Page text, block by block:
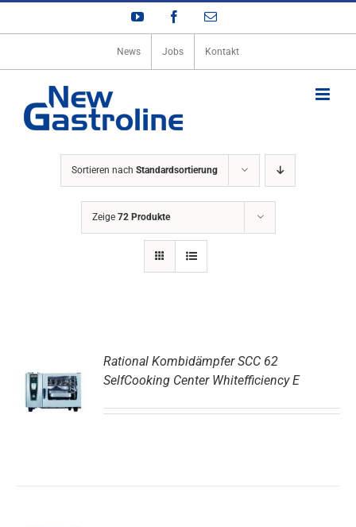
Zum
YouTube Facebook
E-
News Jobs Kontakt
Sortieren nach Standardsortierung
Zeige 72 Produkte
DETAILS
Rational Kombidämpfer SCC 62
SelfCooking Center Whitefficiency E